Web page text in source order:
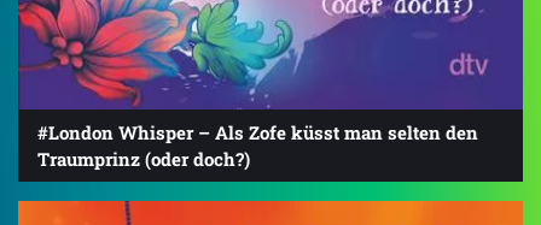
#London Whisper – Als Zofe küsst man selten den
Traumprinz (oder doch?)